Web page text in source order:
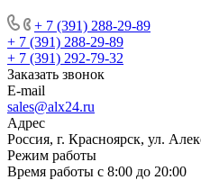
+ 7 (391) 288-29-89
+ 7 (391) 288-29-89
+ 7 (391) 292-79-32
Заказать звонок
E-mail
sales@alx24.ru
Адрес
Россия, г. Красноярск, ул.
Режим работы
Время работы с 8:00 до 20:00